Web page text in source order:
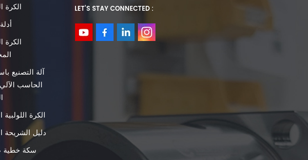
الكرة
الكرة
آلة التصنيع
الحاسب
الكرة
دليل
سكة خطية
LET’S STAY CONNECTED :